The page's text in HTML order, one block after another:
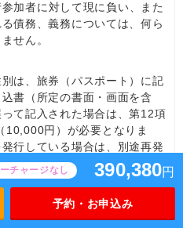
チャージなし 390,380円
予約・お申込み
加者に対して現に負い、また
債務、義務については、何ら
せん。
は、旅券（パスポート）に記
書（所定の書面・画面を含
て記入された場合は、第12項
10,000円）が必要となりま
行している場合は、別途再発
いただきます。また、運送・
名の訂正が認められない場合
す。この場合、第13項による
だきます。